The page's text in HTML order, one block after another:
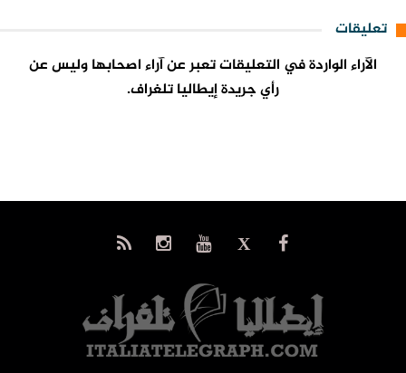
تعليقات
الآراء الواردة في التعليقات تعبر عن آراء اصحابها وليس عن
رأي جريدة إيطاليا تلغراف.